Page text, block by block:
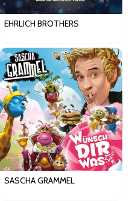
EHRLICH BROTHERS
SASCHA GRAMMEL